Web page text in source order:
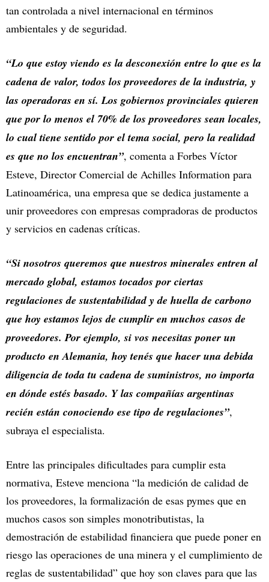
tan controlada a nivel internacional en términos
ambientales y de seguridad.
“Lo que estoy viendo es la desconexión entre lo que es la
cadena de valor, todos los proveedores de la industria, y
las operadoras en sí. Los gobiernos provinciales quieren
que por lo menos el 70% de los proveedores sean locales,
lo cual tiene sentido por el tema social, pero la realidad
es que no los encuentran”, comenta a Forbes Víctor
Esteve, Director Comercial de Achilles Information para
Latinoamérica, una empresa que se dedica justamente a
unir proveedores con empresas compradoras de productos
y servicios en cadenas críticas.
“Si nosotros queremos que nuestros minerales entren al
mercado global, estamos tocados por ciertas
regulaciones de sustentabilidad y de huella de carbono
que hoy estamos lejos de cumplir en muchos casos de
proveedores. Por ejemplo, si vos necesitas poner un
producto en Alemania, hoy tenés que hacer una debida
diligencia de toda tu cadena de suministros, no importa
en dónde estés basado. Y las compañías argentinas
recién están conociendo ese tipo de regulaciones”,
subraya el especialista.
Entre las principales dificultades para cumplir esta
normativa, Esteve menciona “la medición de calidad de
los proveedores, la formalización de esas pymes que en
muchos casos son simples monotributistas, la
demostración de estabilidad financiera que puede poner en
riesgo las operaciones de una minera y el cumplimiento de
reglas de sustentabilidad” que hoy son claves para que las